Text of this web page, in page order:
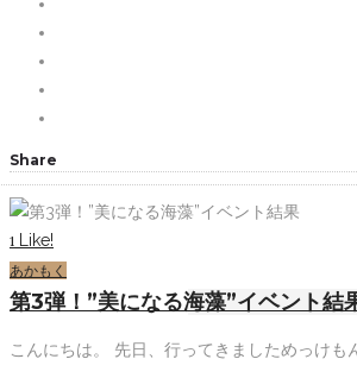
Share
1 Like!
あかもく
第3弾！”美になる海藻”イベント結
こんにちは。 先日、行ってきましためっけも